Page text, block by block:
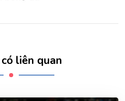
liên quan